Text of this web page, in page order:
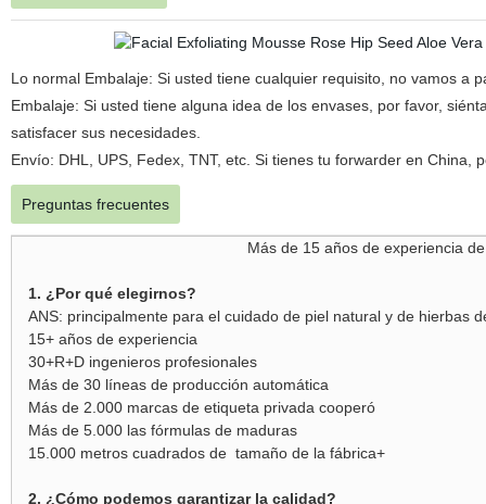
Lo normal Embalaje: Si usted tiene cualquier requisito, no vamos a
Embalaje: Si usted tiene alguna idea de los envases, por favor,
satisfacer sus necesidades.
Envío: DHL, UPS, Fedex, TNT, etc. Si tienes tu forwarder en China,
Preguntas frecuentes
Más de 15 años de experiencia
1. ¿Por qué elegirnos?
ANS: principalmente para el cuidado de piel natural y de hierbas
15+ años de experiencia
30+R+D ingenieros profesionales
Más de 30 líneas de producción automática
Más de 2.000 marcas de etiqueta privada cooperó
Más de 5.000 las fórmulas de maduras
15.000metros cuadrados de tamaño de la fábrica+
2. ¿Cómo podemos garantizar la calidad?